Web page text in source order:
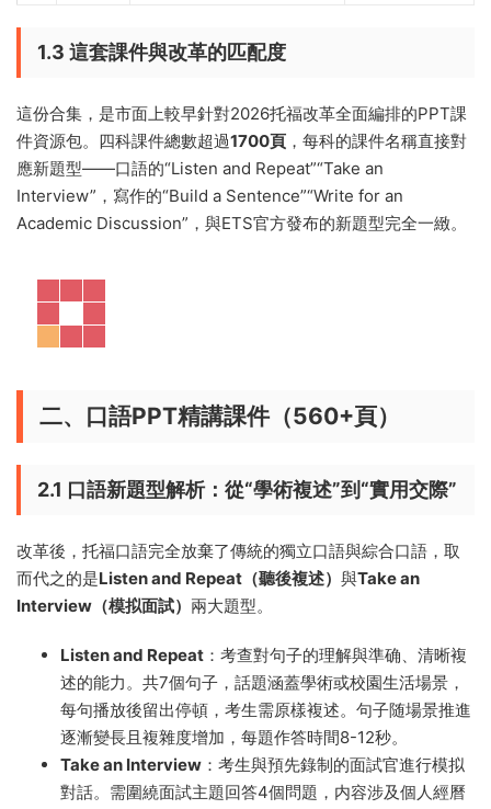
1.3 這套課件與改革的匹配度
這份合集，是市面上較早針對2026托福改革全面編排的PPT課
件資源包。四科課件總數超過1700頁 ，每科的課件名稱直接對
應新題型——口語的“Listen and Repeat”“Take an
Interview”，寫作的“Build a Sentence”“Write for an
Academic Discussion”，與ETS官方發布的新題型完全一緻。
二、口語PPT精講課件（560+頁）
2.1 口語新題型解析：從“學術複述”到“實用交際”
改革後，托福口語完全放棄了傳統的獨立口語與綜合口語，取
而代之的是Listen and Repeat（聽後複述） 與Take an
Interview（模拟面試） 兩大題型。
Listen and Repeat ：考查對句子的理解與準确、清晰複
述的能力。共7個句子，話題涵蓋學術或校園生活場景，
每句播放後留出停頓，考生需原樣複述。句子随場景推進
逐漸變長且複雜度增加，每題作答時間8-12秒。
Take an Interview ：考生與預先錄制的面試官進行模拟
對話。需圍繞面試主題回答4個問題，内容涉及個人經曆